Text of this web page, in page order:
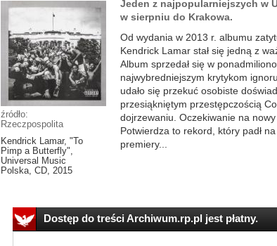
źródło:
Rzeczpospolita
Kendrick Lamar, "To
Pimp a Butterfly",
Universal Music
Polska, CD, 2015
Jeden z najpopularniejszych w
w sierpniu do Krakowa.
Od wydania w 2013 r. albumu
Kendrick Lamar stał się jedną z
Album sprzedał się w
najwybredniejszym krytykom
udało się przekuć osobiste
przesiąkniętym przestępczością
dojrzewaniu. Oczekiwanie na
Potwierdza to rekord, który padł
premiery...
Dostęp do treści Archiwum.rp.pl jest płatny.